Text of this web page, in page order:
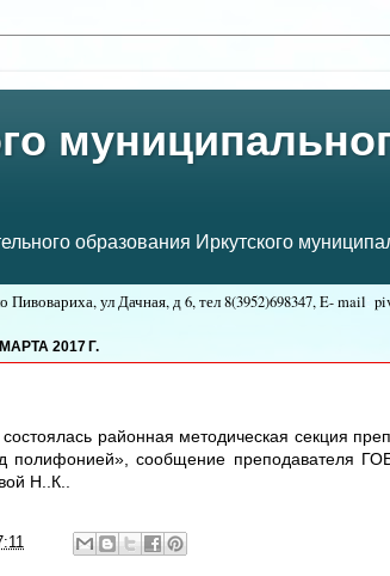
образования Иркутского
Пивовариха, ул Дачная, д 6, тел8(3952)698347, E- mail
2017 Г.
состояласьрайонная методическая секция
полифонией», сообщение преподавателя
Н..К..